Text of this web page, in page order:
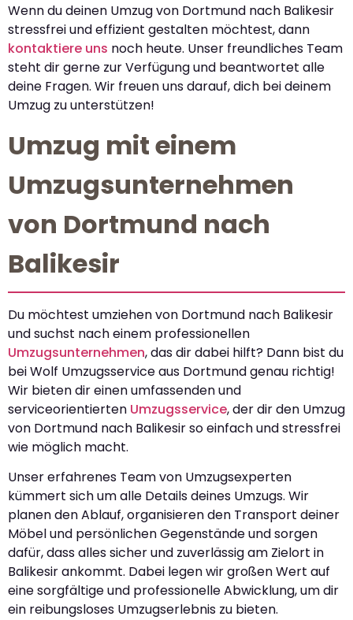
Wenn du deinen Umzug von Dortmund nach Balikesir
stressfrei und effizient gestalten möchtest, dann
kontaktiere uns noch heute. Unser freundliches Team
steht dir gerne zur Verfügung und beantwortet alle
deine Fragen. Wir freuen uns darauf, dich bei deinem
Umzug zu unterstützen!
Umzug mit einem
Umzugsunternehmen
von Dortmund nach
Balikesir
Du möchtest umziehen von Dortmund nach Balikesir
und suchst nach einem professionellen
Umzugsunternehmen, das dir dabei hilft? Dann bist du
bei Wolf Umzugsservice aus Dortmund genau richtig!
Wir bieten dir einen umfassenden und
serviceorientierten Umzugsservice, der dir den Umzug
von Dortmund nach Balikesir so einfach und stressfrei
wie möglich macht.
Unser erfahrenes Team von Umzugsexperten
kümmert sich um alle Details deines Umzugs. Wir
planen den Ablauf, organisieren den Transport deiner
Möbel und persönlichen Gegenstände und sorgen
dafür, dass alles sicher und zuverlässig am Zielort in
Balikesir ankommt. Dabei legen wir großen Wert auf
eine sorgfältige und professionelle Abwicklung, um dir
ein reibungsloses Umzugserlebnis zu bieten.